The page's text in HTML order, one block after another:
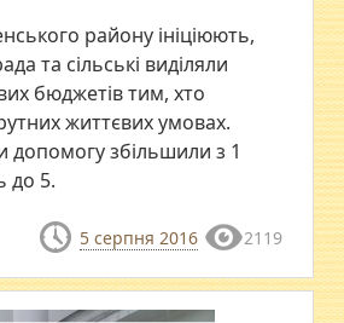
району ініціюють,
та сільські виділяли
бюджетів тим, хто
життєвих умовах.
допомогу збільшили з 1
до 5.
5 серпня 2016 2119